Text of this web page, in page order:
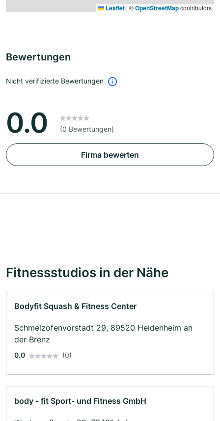
Leaflet | ©OpenStreetMapcontributors
Bewertungen
Nicht verifizierte Bewertungen
0.0 (0 Bewertungen)
Firma bewerten
Fitnessstudios in der Nähe
Bodyfit Squash & Fitness Center
Schmelzofenvorstadt 29, 89520 Heidenheim an
der Brenz
0.0 (0)
body - fit Sport- und Fitness GmbH